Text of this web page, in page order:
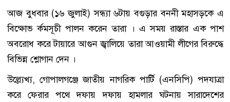
আজ বুধবার (১৬ জুলাই) সন্ধ্যা ৬টায় বগুড়ার বননী মহাসড়কে এ
বিক্ষোভ র্কমসূচী পালন করেন তারা । এ সময় রাস্তার এক পাশ
অবরোধ করে টায়ারে আগুন জ্বালিয়ে তারা আওয়ামী লীগের বিরুদ্ধে
বিভিন্ন শ্লোগান দেন ।
উল্ল্যেখ্য, গোপালগঞ্জে জাতীয় নাগরিক পার্টি (এনসিপি) পদযাত্রা
করে ফেরার পথে দফায় দফায় হামলার ঘটনায় সারাদেশের